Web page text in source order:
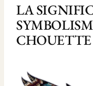
LA
CHOUETTE